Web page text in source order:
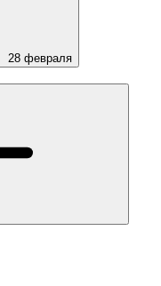
28 февраля